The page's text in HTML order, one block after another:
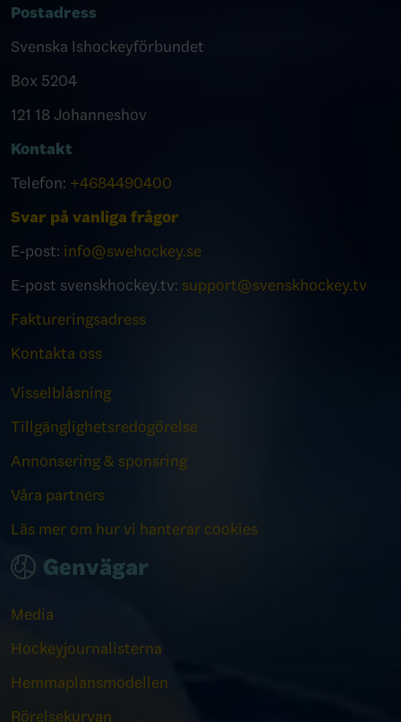
Postadress
Svenska Ishockeyförbundet
Box 5204
121 18 Johanneshov
Kontakt
Telefon: +4684490400
Svar på vanliga frågor
E-post: info@swehockey.se
E-post svenskhockey.tv: support@svenskhockey.tv
Faktureringsadress
Kontakta oss
Visselblåsning
Tillgänglighetsredogörelse
Annonsering & sponsring
Våra partners
Läs mer om hur vi hanterar cookies
Genvägar
Media
Hockeyjournalisterna
Hemmaplansmodellen
Rörelsekurvan